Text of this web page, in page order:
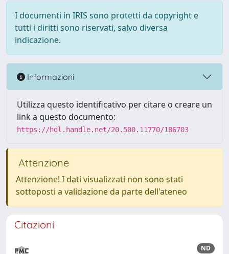
I documenti in IRIS sono protetti da copyright e
tutti i diritti sono riservati, salvo diversa
indicazione.
Informazioni
Utilizza questo identificativo per citare o creare un
link a questo documento:
https://hdl.handle.net/20.500.11770/186703
Attenzione
Attenzione! I dati visualizzati non sono stati
sottoposti a validazione da parte dell'ateneo
Citazioni
ND